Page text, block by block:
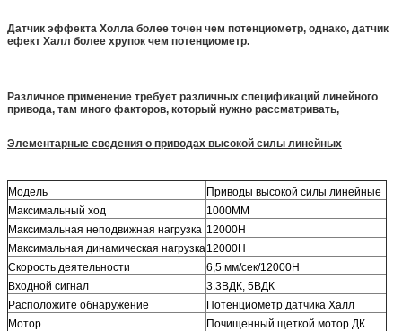
Датчик эффекта Холла более точен чем потенциометр, однако, датчик
ефект Халл более хрупок чем потенциометр.
Различное применение требует различных спецификаций линейного
привода, там много факторов, который нужно рассматривать,
Элементарные сведения о приводах высокой силы линейных
Модель
Приводы высокой силы линейные
Максимальный ход
1000ММ
Максимальная неподвижная нагрузка 12000Н
Максимальная динамическая нагрузка12000Н
Скорость деятельности
6,5 мм/сек/12000Н
Входной сигнал
3.3ВДК, 5ВДК
Расположите обнаружение
Потенциометр датчика Халл
Мотор
Почищенный щеткой мотор ДК